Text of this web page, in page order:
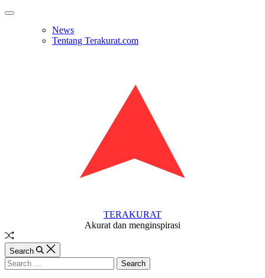
Skip
Off
News
Tentang Terakurat.com
TERAKURAT
Akurat dan menginspirasi
Random
Article
Search
Search
for: